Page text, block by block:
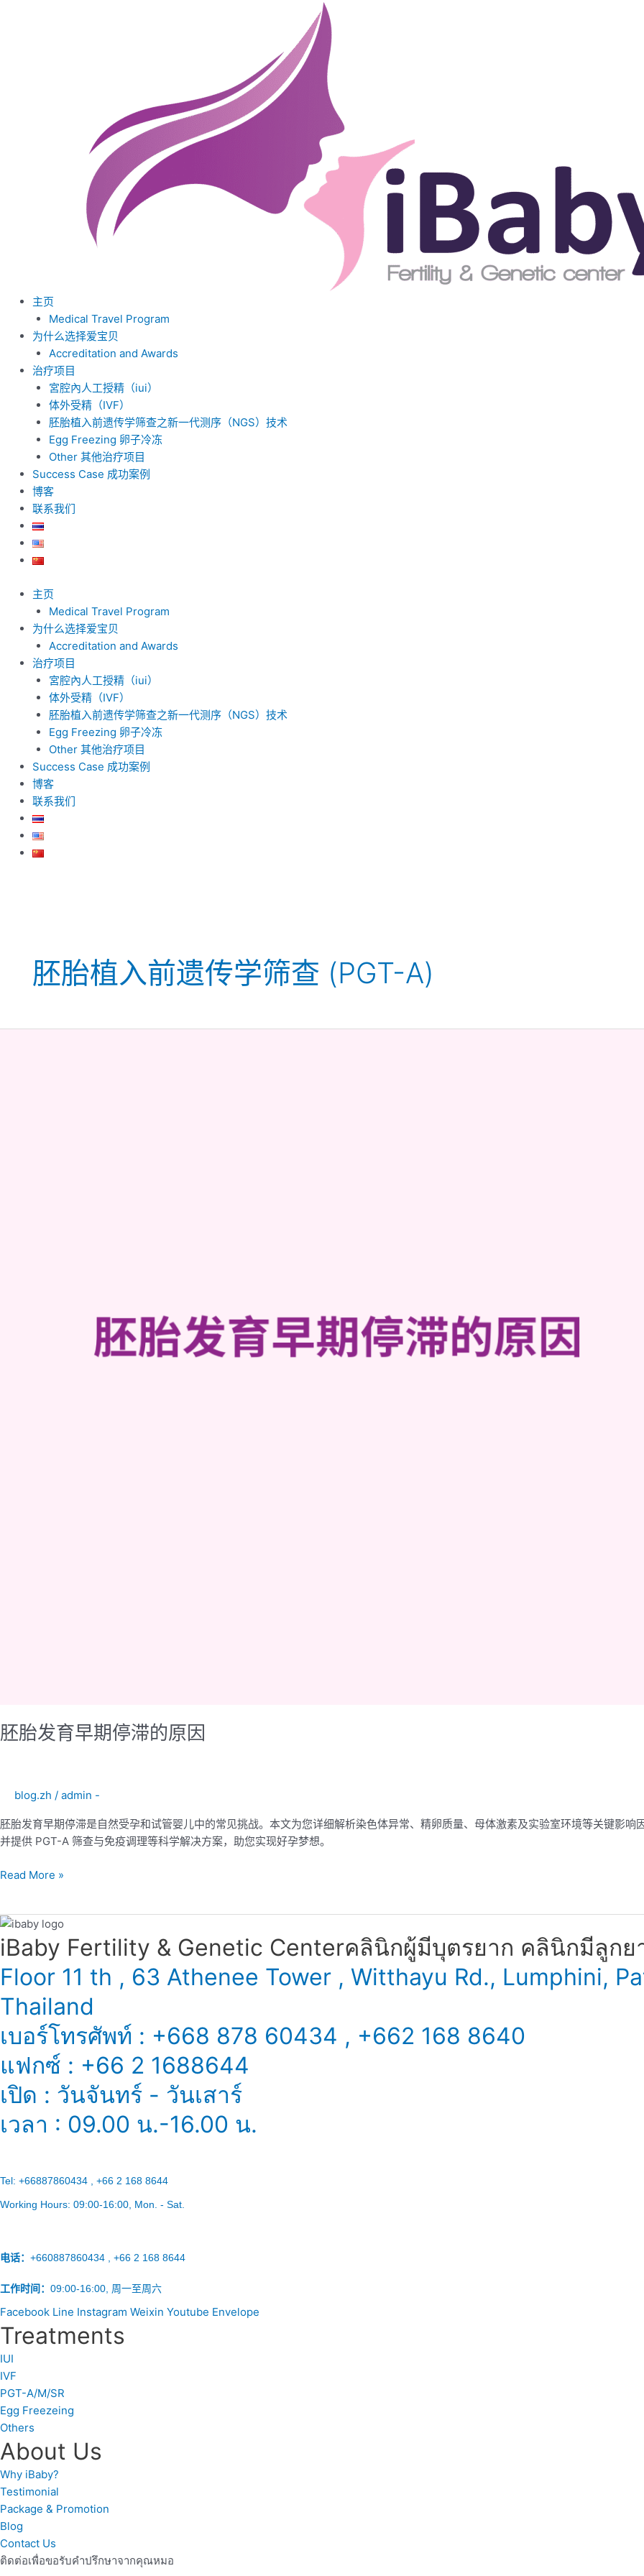
主页
Medical Travel Program
为什么选择爱宝贝
Accreditation and Awards
治疗项目
宮腔內人工授精（iui）
体外受精（IVF）
胚胎植入前遗传学筛查之新一代测序（NGS）技术
Egg Freezing 卵子冷冻
Other 其他治疗项目
Success Case 成功案例
博客
联系我们
主页
Medical Travel Program
为什么选择爱宝贝
Accreditation and Awards
治疗项目
宮腔內人工授精（iui）
体外受精（IVF）
胚胎植入前遗传学筛查之新一代测序（NGS）技术
Egg Freezing 卵子冷冻
Other 其他治疗项目
Success Case 成功案例
博客
联系我们
胚胎植入前遗传学筛查 (PGT-A)
胚胎发育早期停滞的原因
blog.zh / admin -
胚胎发育早期停滞是自然受孕和试管婴儿中的常见挑战。本文为您详细解析染色体异常、精卵质量、母体激素及实验室环境等关键影响
并提供 PGT-A 筛查与免疫调理等科学解决方案，助您实现好孕梦想。
Read More »
iBaby Fertility & Genetic Center​ คลินิกผู้มีบุตรยาก คลินิกมีลูกย
Floor 11 th , 63 Athenee Tower , Witthayu Rd., Lumphini,
Thailand
เบอร์โทรศัพท์ : +668 878 60434 , +662 168 8640
แฟกซ์ : +66 2 1688644
เปิด : วันจันทร์ - วันเสาร์
เวลา : 09.00 น.-16.00 น.
Tel: +66887860434 , +66 2 168 8644
Working Hours: 09:00-16:00 , Mon. - Sat.
电话： +660887860434 , +66 2 168 8644
工作时间： 09:00-16:00, 周一至周六
Facebook Line Instagram Weixin Youtube Envelope
Treatments
IUI
IVF
PGT-A/M/SR
Egg Freezeing
Others
About Us
Why iBaby?
Testimonial
Package & Promotion
Blog
Contact Us
ติดต่อเพื่อขอรับคำปรึกษาจากคุณหมอ